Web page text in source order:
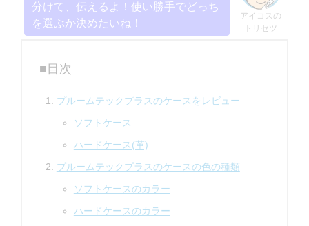
アイコスの
トリセツ
分けて、伝えるよ！使い勝手でどっち
を選ぶか決めたいね！
■目次
プルームテックプラスのケースをレビュー
ソフトケース
ハードケース(革)
プルームテックプラスのケースの色の種類
ソフトケースのカラー
ハードケースのカラー